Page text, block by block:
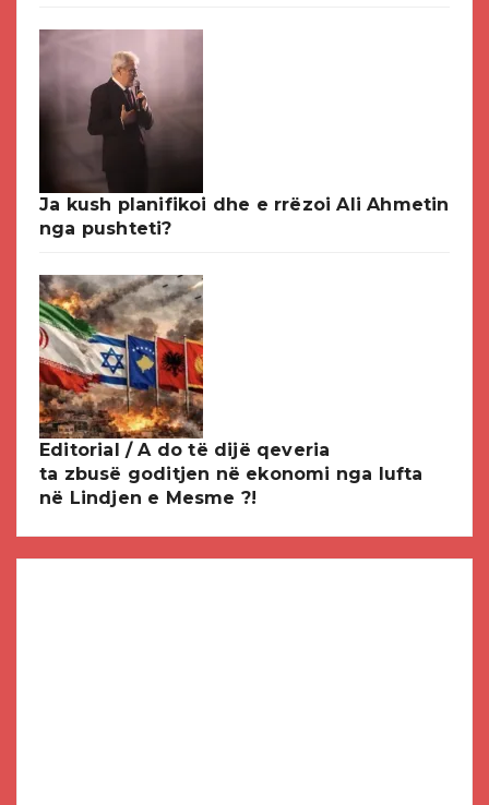
Ja kush planifikoi dhe e rrëzoi Ali Ahmetin
nga pushteti?
Editorial / A do të dijë qeveria
ta zbusë goditjen në ekonomi nga lufta
në Lindjen e Mesme ?!